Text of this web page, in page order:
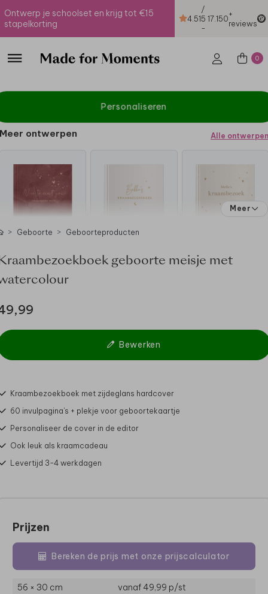
Ontwerp je schoolset en krijg tot €15
stapelkorting
4.51
/
5
-
17.150+
reviews
0
Personaliseren
Meer ontwerpen Alle ontwerpen
Meer
Geboorte Geboorteproducten
geboorte meisje met
Bewerken
Kraambezoekboek met zijdeglans hardcover
60 invulpagina's + plekje voor geboortekaartje
Personaliseer de cover in de editor
Ook leuk als kraamcadeau
Levertijd 3-4 werkdagen
Prijzen
Bereken de prijs met onze prijscalculator
56 × 30 cm vanaf 49,99 p/st